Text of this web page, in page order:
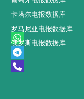
W
h
a
t
s
T
e
l
e
g
P
h
o
n
e
卡塔尔电报数据库
罗马尼亚电报数据库
俄罗斯电报数据库